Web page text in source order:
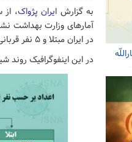
به گزارش ایران پژواک
در ایران مبتلا و ۵ نفر قربانی کرونا شده‌اند و در هر ساعت ۵۴۱ نفر نیز بهبود یافته‌اند.
در این اینفوگرافیک روند شیوع کرونا در